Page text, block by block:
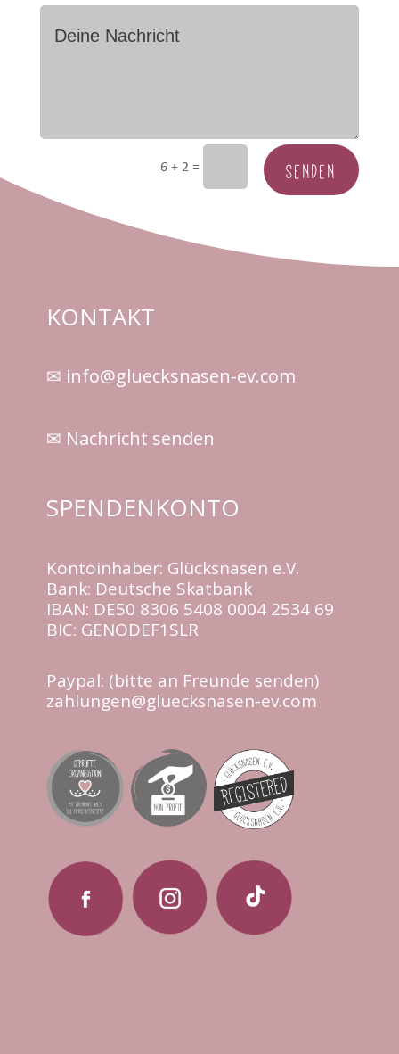
6 + 2 = SENDEN
KONTAKT
✉ info@gluecksnasen-ev.com
✉ Nachricht senden
SPENDENKONTO
Kontoinhaber: Glücksnasen e.V.
Bank: Deutsche Skatbank
IBAN: DE50 8306 5408 0004 2534 69
BIC: GENODEF1SLR
Paypal: (bitte an Freunde senden)
zahlungen@gluecksnasen-ev.com